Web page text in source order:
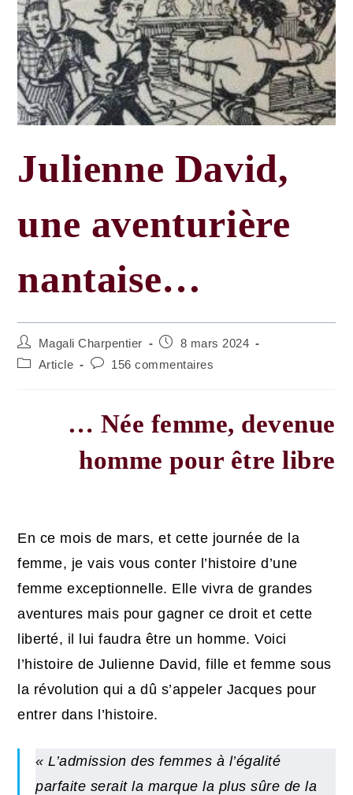
Julienne David,
une aventurière
nantaise…
Auteur/autrice
de
Magali Charpentier
Post
published:
8 mars 2024
PostArticle
Post156 commentaires
… Née femme, devenue
homme pour être libre
En ce mois de mars, et cette journée de la
femme, je vais vous conter l’histoire d’une
femme exceptionnelle. Elle vivra de grandes
aventures mais pour gagner ce droit et cette
liberté, il lui faudra être un homme. Voici
l’histoire de Julienne David, fille et femme sous
la révolution qui a dû s’appeler Jacques pour
entrer dans l’histoire.
« L’admission des femmes à l’égalité
parfaite serait la marque la plus sûre de la